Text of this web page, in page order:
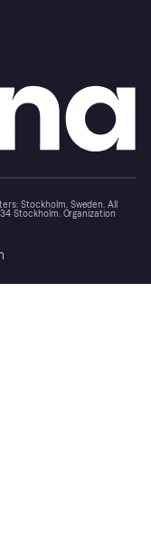
Stockholm, Sweden. All
Stockholm. Organization